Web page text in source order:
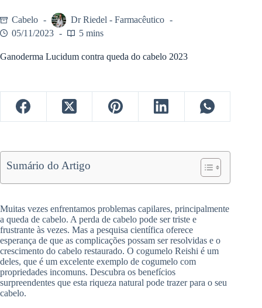
Cabelo
Dr Riedel - Farmacêutico
05/11/2023
5 mins
Ganoderma Lucidum contra queda do cabelo 2023
Sumário do Artigo
Muitas vezes enfrentamos problemas capilares, principalmente
a queda de cabelo. A perda de cabelo pode ser triste e
frustrante às vezes. Mas a pesquisa científica oferece
esperança de que as complicações possam ser resolvidas e o
crescimento do cabelo restaurado. O cogumelo Reishi é um
deles, que é um excelente exemplo de cogumelo com
propriedades incomuns. Descubra os benefícios
surpreendentes que esta riqueza natural pode trazer para o seu
cabelo.